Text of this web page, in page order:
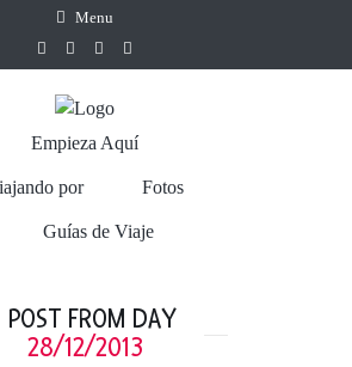
Menu
Empieza Aquí
por Fotos
Guías de Viaje
POST FROM DAY
28/12/2013